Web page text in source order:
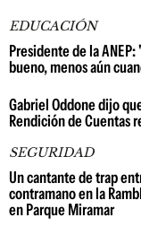
EDUCACIÓN
Presidente de la
bueno, menos aún
Gabriel Oddone dijo
Rendición de Cuentas
SEGURIDAD
Un cantante de trap
contramano en la
en Parque Miramar